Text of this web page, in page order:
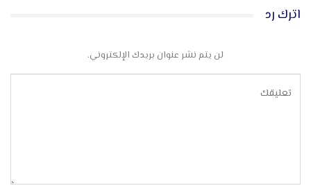
اترك رد
لن يتم نشر عنوان بريدك الإلكتروني.